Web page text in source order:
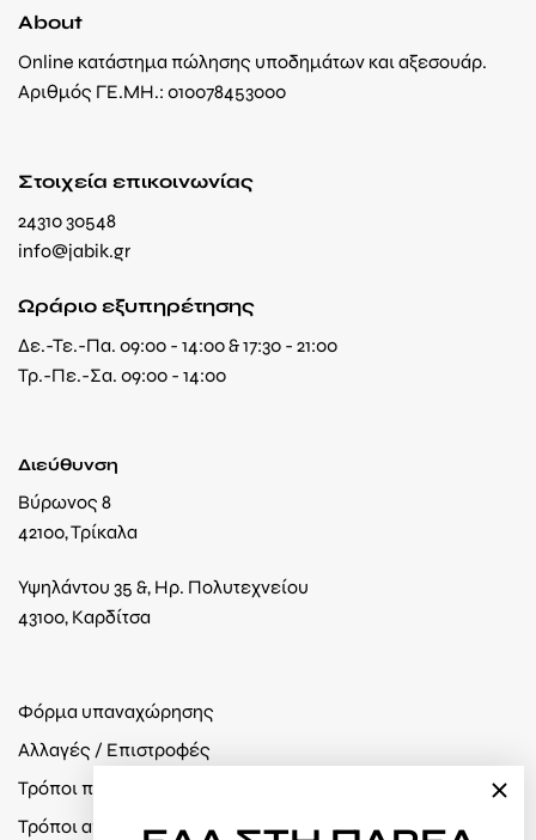
About
Online κατάστημα πώλησης υποδημάτων και αξεσουάρ.
Αριθμός ΓΕ.ΜΗ.: 010078453000
Στοιχεία επικοινωνίας
24310 30548
info@jabik.gr
Ωράριο εξυπηρέτησης
Δε.-Τε.-Πα. 09:00 - 14:00 & 17:30 - 21:00
Τρ.-Πε.-Σα. 09:00 - 14:00
Διεύθυνση
Βύρωνος 8
42100, Τρίκαλα
Υψηλάντου 35 &, Ηρ. Πολυτεχνείου
43100, Καρδίτσα
Φόρμα υπαναχώρησης
Αλλαγές / Επιστροφές
Τρόποι πληρωμής
Τρόποι αποστολής